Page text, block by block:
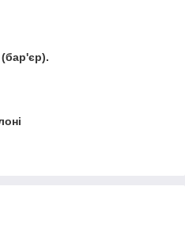
(бар'єр).